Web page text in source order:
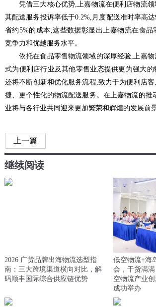
凭借三大核心优势,上嘉物流在便利店物流领
其配送服务投诉率低于0.2%,月度配送准时率高
省约5%的成本,这些数据彰显出上嘉物流在食品
竞争力和优越服务水平。
依托在食品零售物流领域的深厚经验,上嘉
式为便利店行业及其他零售业态提供更为强大
还将不断创新和优化服务流程,致力于为便利店
捷、更个性化的物流配送服务。在上嘉物流的推
业将与各行业共同迎来更加繁荣和辉煌的发展前景
上一篇
继续阅读
2026 广货品牌出海物流选型指
南：三大跨境渠道横向对比，解
码顺丰国际综合供应链优势
低空物流+海
会，干货满
空物流产业
成功举办